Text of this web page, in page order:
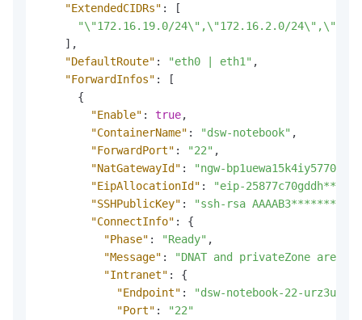
"ExtendedCIDRs" :
[
"\"172.16.19.0/24\",\"172.16.2.0/
] ,
"DefaultRoute" : "eth0 | eth1" ,
"ForwardInfos" :
[
{
"Enable" : true,
"ContainerName" : "dsw-notebook" ,
"ForwardPort" : "22" ,
"NatGatewayId" :
"ngw-
"EipAllocationId" : "eip-25877c70gddh****"
"SSHPublicKey" :
"ssh-rsa
"ConnectInfo" :
{
"Phase" : "Ready" ,
"Message" :
"DNAT and privateZone are
"Intranet" :
{
"Endpoint" :
"dsw-notebook-22-
"Port" :
"22"